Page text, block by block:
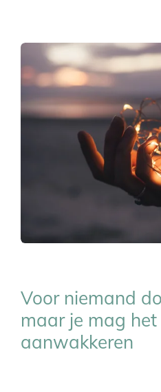
Voor niemand
maar je mag
aanwakkeren